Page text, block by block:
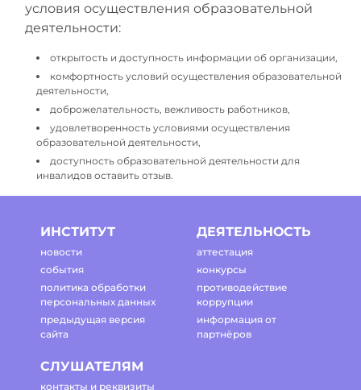
условия осуществления образовательной
деятельности:
открытость и доступность информации об организации,
комфортность условий осуществления образовательной
деятельности,
доброжелательность, вежливость работников,
удовлетворенность условиями осуществления
образовательной деятельности,
доступность образовательной деятельности для
инвалидов оставить отзыв.
ИНСТИТУТ
новости
события
политика обработки
персональных данных
предыдущая версия
сайта
ДЕЯТЕЛЬНОСТЬ
аттестация
конкурсы
противодействие
коррупции
информация от
партнёров
СЛУШАТЕЛЯМ
контакты и реквизиты